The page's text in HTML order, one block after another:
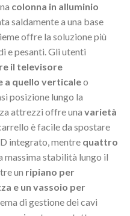
colonna in alluminio
saldamente a una base
offre la soluzione più
e pesanti.Gli utenti
il televisore
a quello verticaleo
posizione lungo la
attrezzi offre una varietà
è facile da spostare
integrato, mentre quattro
stabilità lungo il
un ripiano per
e un vassoio per
di gestione dei cavi